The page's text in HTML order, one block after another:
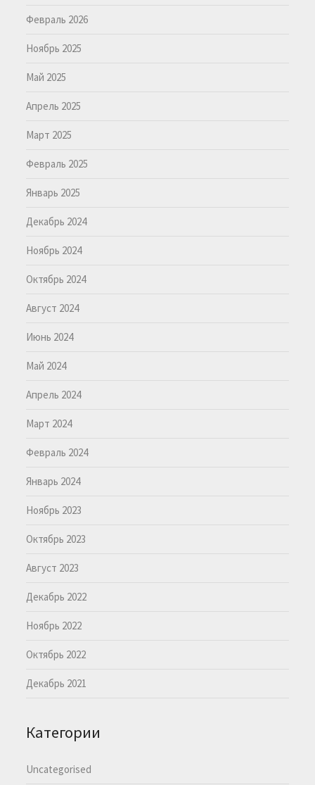
Февраль 2026
Ноябрь 2025
Май 2025
Апрель 2025
Март 2025
Февраль 2025
Январь 2025
Декабрь 2024
Ноябрь 2024
Октябрь 2024
Август 2024
Июнь 2024
Май 2024
Апрель 2024
Март 2024
Февраль 2024
Январь 2024
Ноябрь 2023
Октябрь 2023
Август 2023
Декабрь 2022
Ноябрь 2022
Октябрь 2022
Декабрь 2021
Категории
Uncategorised